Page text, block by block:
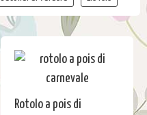
Rotolo a pois di